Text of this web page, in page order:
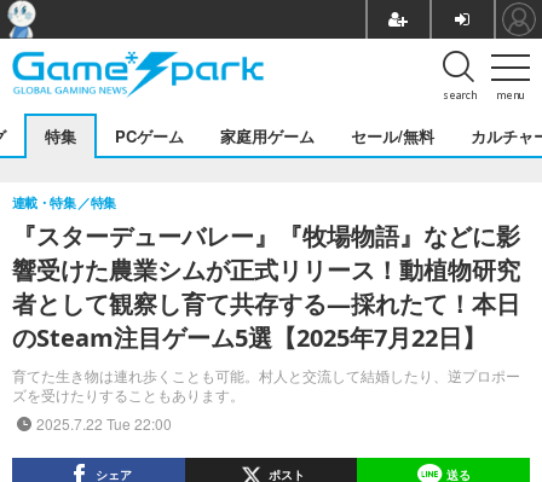
menu
search
特集 PCゲーム 家庭用ゲーム セール/無料 カルチャ
『スターデューバレー』『牧場物語』などに影
響受けた農業シムが正式リリース！動植物研究
者として観察し育て共存する―採れたて！本日
のSteam注目ゲーム5選【2025年7月22日】
育てた生き物は連れ歩くことも可能。村人と交流して結婚したり、逆プロポー
ズを受けたりすることもあります。
連載・特集 特集
2025.7.22 Tue 22:00
シェア ポスト 送る